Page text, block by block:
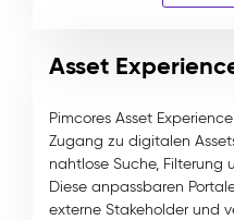
Asset
Pimcores Asset
Zugang zu digitalen
nahtlose Suche, Filterung
Diese anpassbaren
externe Stakeholder und